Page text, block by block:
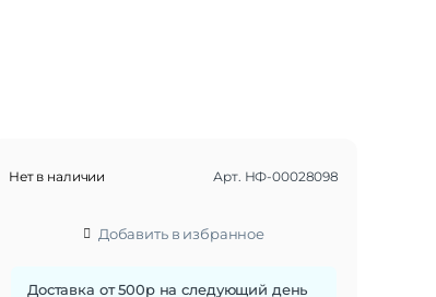
Нет в наличии Арт. НФ-00028098
Добавить в избранное
Доставка от 500р на следующий день